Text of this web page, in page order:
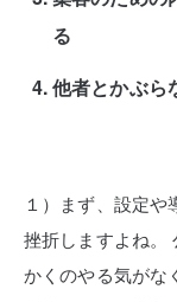
る
他者とかぶら
１）まず、設定
挫折しますよね。
かくのやる気がな